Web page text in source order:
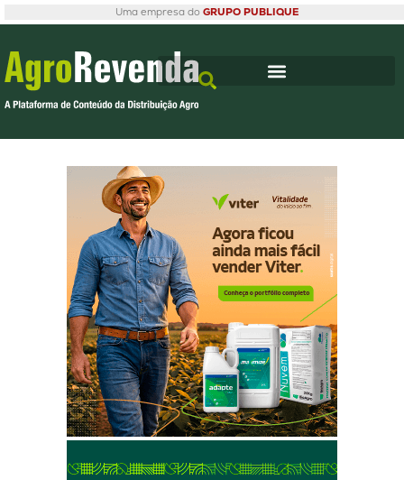
Uma empresa do GRUPO PUBLIQUE